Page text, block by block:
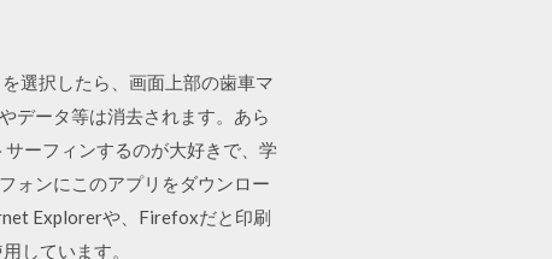
選択したら、画面上部の歯車マ
データ等は消去されます。あら
ーフィンするのが大好きで、学
ォンにこのアプリをダウンロー
Explorerや、Firefoxだと印刷
しています。